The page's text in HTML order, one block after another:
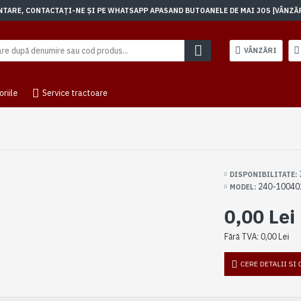
CONTACTAȚI-NE ȘI PE WHATSAPP APASAND BUTOANELE DE MAI JOS
VÂNZĂRI
Service tractoare
DISPONIBILITATE:
MODEL: 240-
0,00 Lei
Fără TVA: 0,00 Lei
CERE DETALII SI